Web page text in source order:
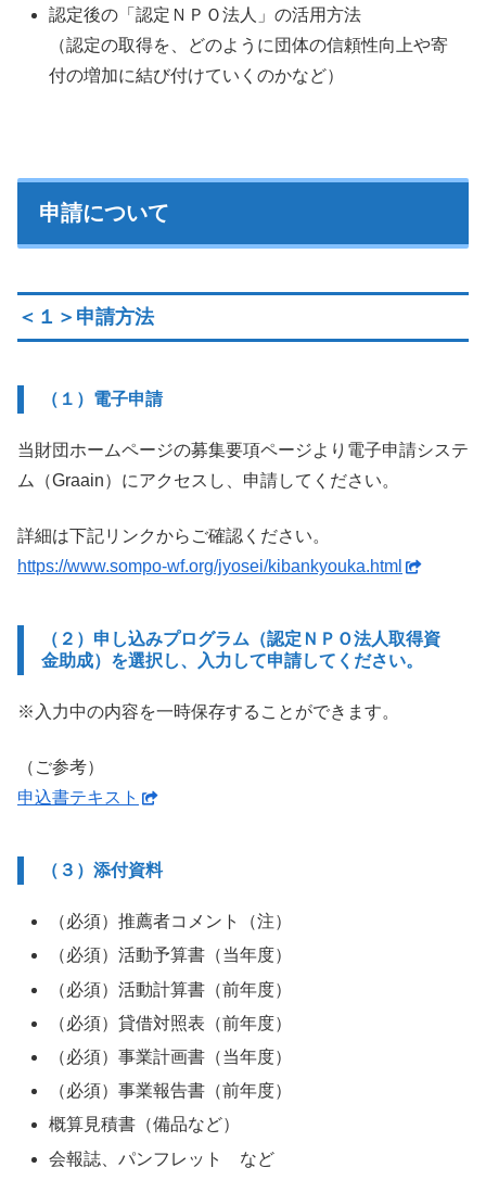
認定後の「認定ＮＰＯ法人」の活用方法
（認定の取得を、どのように団体の信頼性向上や寄
付の増加に結び付けていくのかなど）
申請について
＜１＞申請方法
（１）電子申請
当財団ホームページの募集要項ページより電子申請システ
ム（Graain）にアクセスし、申請してください。
詳細は下記リンクからご確認ください。
https://www.sompo-wf.org/jyosei/kibankyouka.html
（２）申し込みプログラム（認定ＮＰＯ法人取得資
金助成）を選択し、入力して申請してください。
※入力中の内容を一時保存することができます。
（ご参考）
申込書テキスト
（３）添付資料
（必須）推薦者コメント（注）
（必須）活動予算書（当年度）
（必須）活動計算書（前年度）
（必須）貸借対照表（前年度）
（必須）事業計画書（当年度）
（必須）事業報告書（前年度）
概算見積書（備品など）
会報誌、パンフレット など